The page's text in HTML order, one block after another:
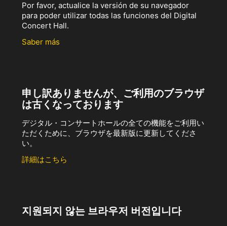
Por favor, actualice la versión de su navegador
para poder utilizar todas las funciones del Digital
Concert Hall.
Saber más
申し訳ありませんが、ご利用のブラウザ
は古くなっております
デジタル・コンサートホールの全ての機能をご利用い
ただくために、ブラウザを最新版に更新してくださ
い。
詳細はこちら
지원되지 않는 브라우저 버전입니다